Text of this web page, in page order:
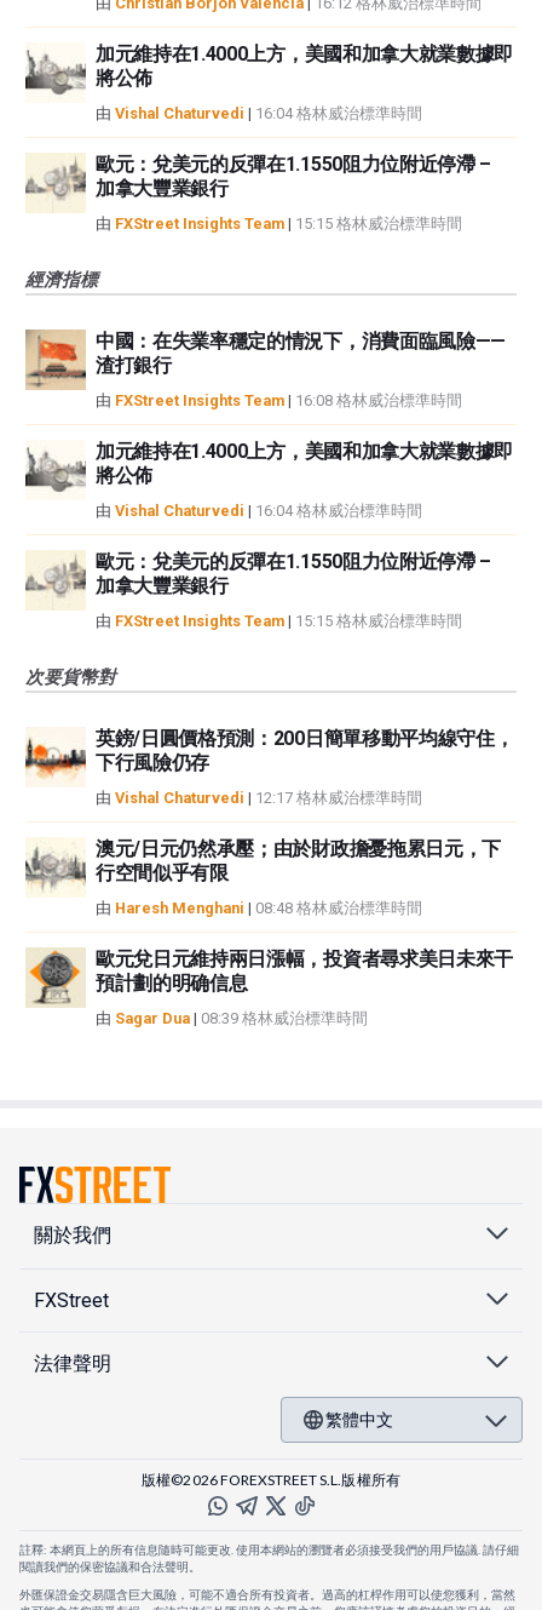
加元維持在1.4000上方，美國和加拿大就業數據即
將公佈
由 Vishal Chaturvedi | 16:04 格林威治標準時間
歐元：兌美元的反彈在1.1550阻力位附近停滯 –
加拿大豐業銀行
由 FXStreet Insights Team | 15:15 格林威治標準時間
經濟指標
中國：在失業率穩定的情況下，消費面臨風險——
渣打銀行
由 FXStreet Insights Team | 16:08 格林威治標準時間
加元維持在1.4000上方，美國和加拿大就業數據即
將公佈
由 Vishal Chaturvedi | 16:04 格林威治標準時間
歐元：兌美元的反彈在1.1550阻力位附近停滯 –
加拿大豐業銀行
由 FXStreet Insights Team | 15:15 格林威治標準時間
次要貨幣對
英鎊/日圓價格預測：200日簡單移動平均線守住，
下行風險仍存
由 Vishal Chaturvedi | 12:17 格林威治標準時間
澳元/日元仍然承壓；由於財政擔憂拖累日元，下
行空間似乎有限
由 Haresh Menghani | 08:48 格林威治標準時間
歐元兌日元維持兩日漲幅，投資者尋求美日未來干
預計劃的明确信息
由 Sagar Dua | 08:39 格林威治標準時間
關於我們
FXStreet
法律聲明
繁體中文
版權©2026 FOREXSTREET S.L.版權所有
註釋: 本網頁上的所有信息隨時可能更改. 使用本網站的瀏覽者必須接受我們的用戶協議. 請仔細
閱讀我們的保密協議和合法聲明。
外匯保證金交易隱含巨大風險，可能不適合所有投資者。過高的杠桿作用可以使您獲利，當然